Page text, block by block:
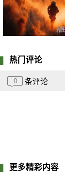
热门评论
0 条评论
更多精彩内容